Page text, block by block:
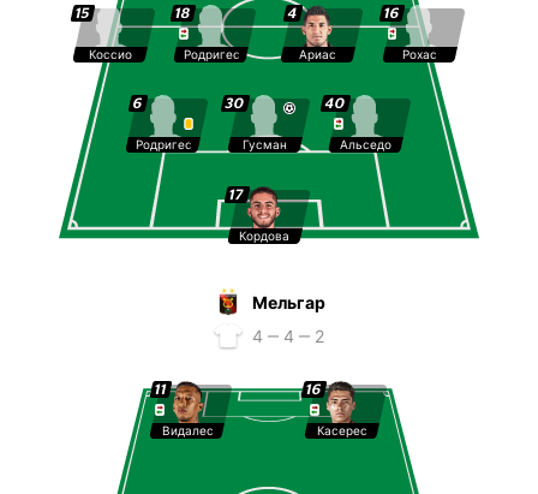
40
Альседо
30
Гусман
16
Рохас
15
Коссио
17
Кордова
4
Ариас
18
Родригес
6
Родригес
Мельгар
4 ‒ 4 ‒ 2
16
Касерес
11
Видалес